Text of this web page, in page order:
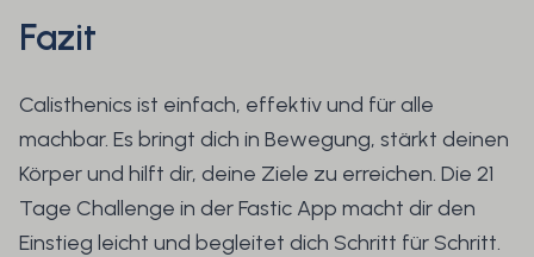
Fazit
Calisthenics ist einfach, effektiv und für alle
machbar. Es bringt dich in Bewegung, stärkt deinen
Körper und hilft dir, deine Ziele zu erreichen. Die 21
Tage Challenge in der Fastic App macht dir den
Einstieg leicht und begleitet dich Schritt für Schritt.